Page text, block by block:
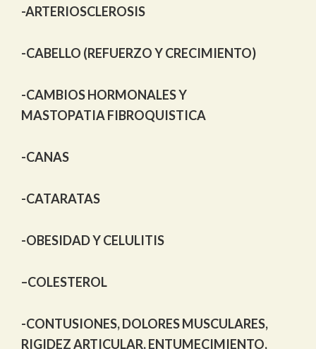
-ARTERIOSCLEROSIS
-CABELLO (REFUERZO Y CRECIMIENTO)
-CAMBIOS HORMONALES Y
MASTOPATIA FIBROQUISTICA
-CANAS
-CATARATAS
-OBESIDAD Y CELULITIS
–COLESTEROL
-CONTUSIONES, DOLORES MUSCULARES,
RIGIDEZ ARTICULAR, ENTUMECIMIENTO,